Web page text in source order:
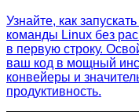
Узнайте, как
команды Linux без
в первую строку.
ваш код в мощный
конвейеры и
продуктивность.